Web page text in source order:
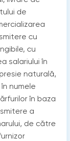
de
cu
cu
salariului în
naturală,
numele
în baza
a
de către